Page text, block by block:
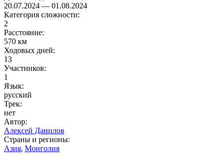
20.07.2024 — 01.08.2024
Категория сложности:
2
Расстояние:
570 км
Ходовых дней:
13
Участников:
1
Язык:
русский
Трек:
нет
Автор:
Алексей Данилов
Страны и регионы:
Азия, Монголия